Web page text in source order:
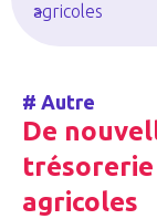
>
agricoles
# Autre
De
agricoles